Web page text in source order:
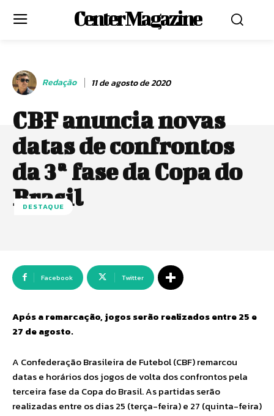
Center Magazine
Redação 11 de agosto de 2020
CBF anuncia novas
datas de confrontos
da 3ª fase da Copa do
Brasil
DESTAQUE
Facebook Twitter
Após a remarcação, jogos serão realizados entre 25 e
27 de agosto.
A Confederação Brasileira de Futebol (CBF) remarcou
datas e horários dos jogos de volta dos confrontos pela
terceira fase da Copa do Brasil. As partidas serão
realizadas entre os dias 25 (terça-feira) e 27 (quinta-feira)